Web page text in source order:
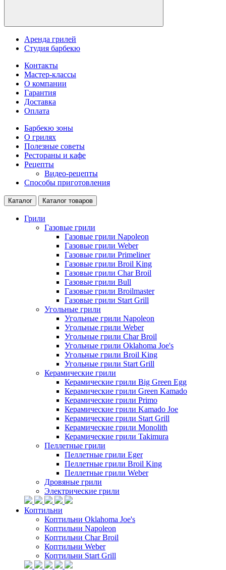
Аренда грилей
Студия барбекю
Контакты
Мастер-классы
О компании
Гарантия
Доставка
Оплата
Барбекю зоны
О грилях
Полезные советы
Рестораны и кафе
Рецепты
Видео-рецепты
Способы приготовления
Каталог Каталог товаров
Грили
Газовые грили
Газовые грили Napoleon
Газовые грили Weber
Газовые грили Primeliner
Газовые грили Broil King
Газовые грили Char Broil
Газовые грили Bull
Газовые грили Broilmaster
Газовые грили Start Grill
Угольные грили
Угольные грили Napoleon
Угольные грили Weber
Угольные грили Char Broil
Угольные грили Oklahoma Joe's
Угольные грили Broil King
Угольные грили Start Grill
Керамические грили
Керамические грили Big Green Egg
Керамические грили Green Kamado
Керамические грили Primo
Керамические грили Kamado Joe
Керамические грили Start Grill
Керамические грили Monolith
Керамические грили Takimura
Пеллетные грили
Пеллетные грили Eger
Пеллетные грили Broil King
Пеллетные грили Weber
Дровяные грили
Электрические грили
Коптильни
Коптильни Oklahoma Joe's
Коптильни Napoleon
Коптильни Char Broil
Коптильни Weber
Коптильни Start Grill